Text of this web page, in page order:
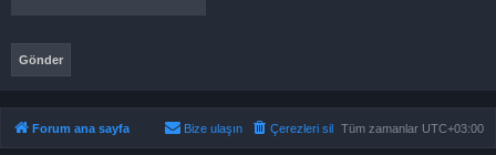
Forum ana sayfa Tüm zamanlar UTC+03:00
Çerezleri sil
Bize ulaşın